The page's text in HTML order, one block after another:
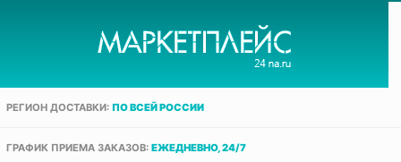
РЕГИОН ДОСТАВКИ: ПО ВСЕЙ РОССИИ
ГРАФИК ПРИЕМА ЗАКАЗОВ: ЕЖЕДНЕВНО, 24/7